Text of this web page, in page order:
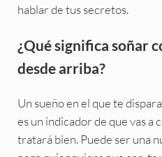
hablar de tus secretos.
¿Qué significa soñar
desde arriba?
Un sueño en el que te
es un indicador de que vas a
tratará bien. Puede ser una